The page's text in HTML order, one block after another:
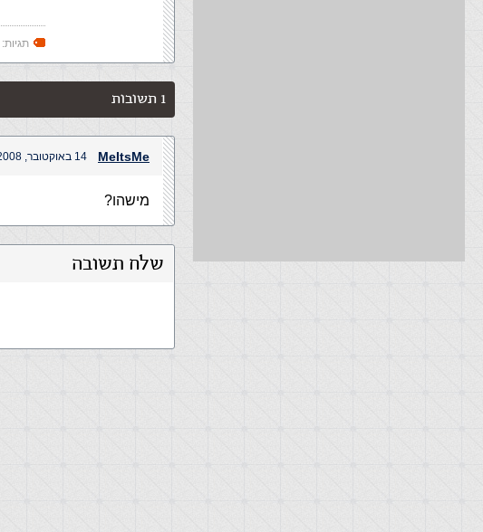
תגיות:
1 תשובות
MeItsMe 14 באוקטובר, 2008 בשעה 6:59 pm
מישהו?
שלח תשובה